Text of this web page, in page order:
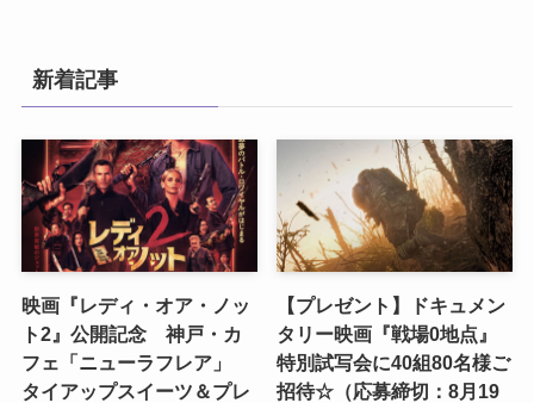
新着記事
映画『レディ・オア・ノッ
ト2』公開記念 神戸・カ
フェ「ニューラフレア」
タイアップスイーツ＆プレ
【プレゼント】ドキュメン
タリー映画『戦場0地点』
特別試写会に40組80名様ご
招待☆（応募締切：8月19